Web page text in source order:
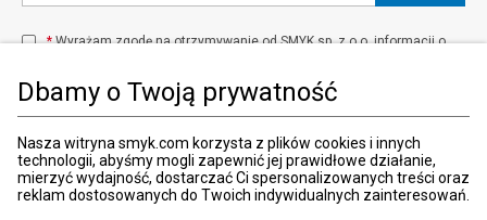
Dbamy o Twoją prywatność
Nasza witryna smyk.com korzysta z plików cookies i innych
technologii, abyśmy mogli zapewnić jej prawidłowe działanie,
mierzyć wydajność, dostarczać Ci spersonalizowanych treści oraz
reklam dostosowanych do Twoich indywidualnych zainteresowań.
*Wyrażam zgodę na otrzymywanie od SMYK sp. z o.o. informacji o
elektronicznej (e-mail).
W każdej chwili możesz z łatwością cofnąć wyrażone zgody.